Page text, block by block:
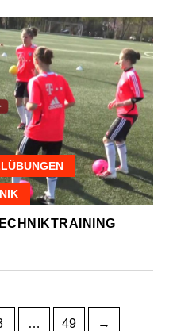
… Page
49 →